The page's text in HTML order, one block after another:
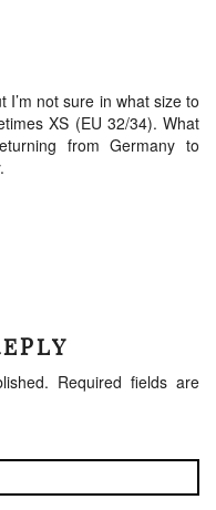
I’m not sure in what size to
XS (EU 32/34). What
from Germany to
Required fields are